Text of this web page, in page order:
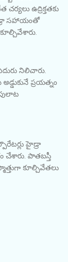
ఉద్రిక్తతకు
సహాయంతో
నిలిచారు.
ప్రయత్నం
హైడ్రా
చేశారు. పాతబస్తీ
కూల్చివేతలు